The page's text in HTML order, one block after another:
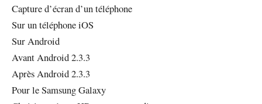
Capture d’écran d’un téléphone
Sur un téléphone iOS
Sur Android
Avant Android 2.3.3
Après Android 2.3.3
Pour le Samsung Galaxy